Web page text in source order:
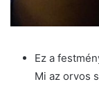
Ez a
Mi az orvos